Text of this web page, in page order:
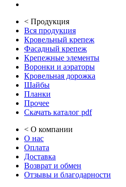
< Продукция
Вся продукция
Кровельный крепеж
Фасадный крепеж
Крепежные элементы
Воронки и аэраторы
Кровельная дорожка
Шайбы
Планки
Прочее
Скачать каталог pdf
< О компании
О нас
Оплата
Доставка
Возврат и обмен
Отзывы и благодарности